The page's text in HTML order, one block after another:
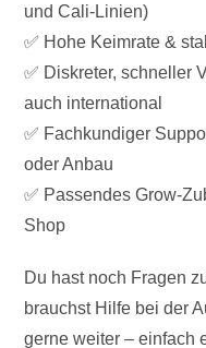
und Cali-Linien)
✅ Hohe Keimrate &
✅ Diskreter, schneller
auch international
✅ Fachkundiger
oder Anbau
✅ Passendes Grow-
Shop
Du hast noch Fragen
brauchst Hilfe bei der
gerne weiter – einfach